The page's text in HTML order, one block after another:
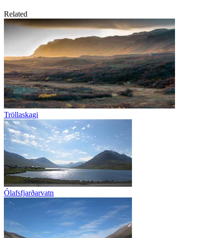
Related
Tröllaskagi
Ólafsfjarðarvatn